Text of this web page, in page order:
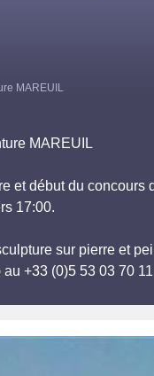
MAREUIL
MAREUIL
et début du concours
17:00.
sur pierre et
+33 (0)5 53 03 70